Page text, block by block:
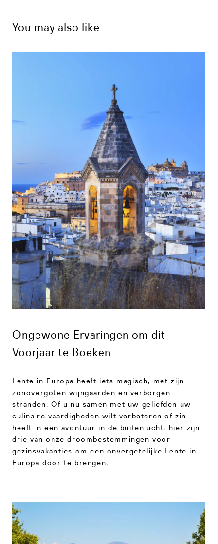
You may also like
Ongewone Ervaringen om dit
Voorjaar te Boeken
Lente in Europa heeft iets magisch, met zijn
zonovergoten wijngaarden en verborgen
stranden. Of u nu samen met uw geliefden uw
culinaire vaardigheden wilt verbeteren of zin
heeft in een avontuur in de buitenlucht, hier zijn
drie van onze droombestemmingen voor
gezinsvakanties om een onvergetelijke Lente in
Europa door te brengen.